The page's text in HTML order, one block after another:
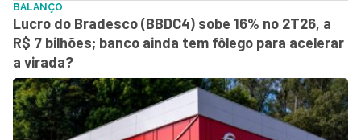
BALANÇO
Lucro do Bradesco (BBDC4) sobe 16% no 2T26, a
R$ 7 bilhões; banco ainda tem fôlego para acelerar
a virada?